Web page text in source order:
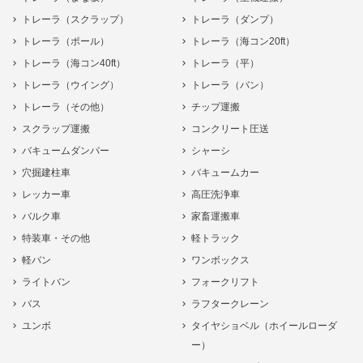
トレーラ（スクラップ）
トレーラ（ダンプ）
トレーラ（ポール）
トレーラ（海コン20ft）
トレーラ（海コン40ft）
トレーラ（平）
トレーラ（ウイング）
トレーラ（バン）
トレーラ（その他）
チップ運搬
スクラップ運搬
コンクリート圧送
バキュームダンパー
シャーシ
穴掘建柱車
バキュームカー
レッカー車
高圧洗浄車
バルク車
家畜運搬車
特装車・その他
軽トラック
軽バン
ワンボックス
ライトバン
フォークリフト
バス
ラフタークレーン
ユンボ
タイヤショベル（ホイールローダ
ー）